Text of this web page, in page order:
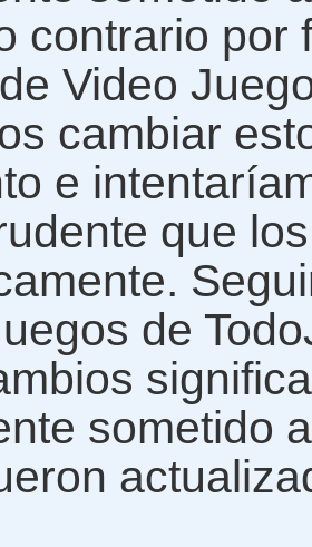
contrario por
Video
cambiar
e
que
de
sometido